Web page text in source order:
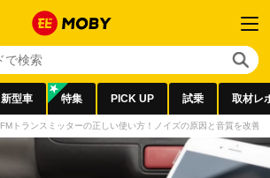
新型車 特集 PICK UP 試乗 取材レ
FMトランスミッターの正しい使い方！ノイズの原因と音質を改善